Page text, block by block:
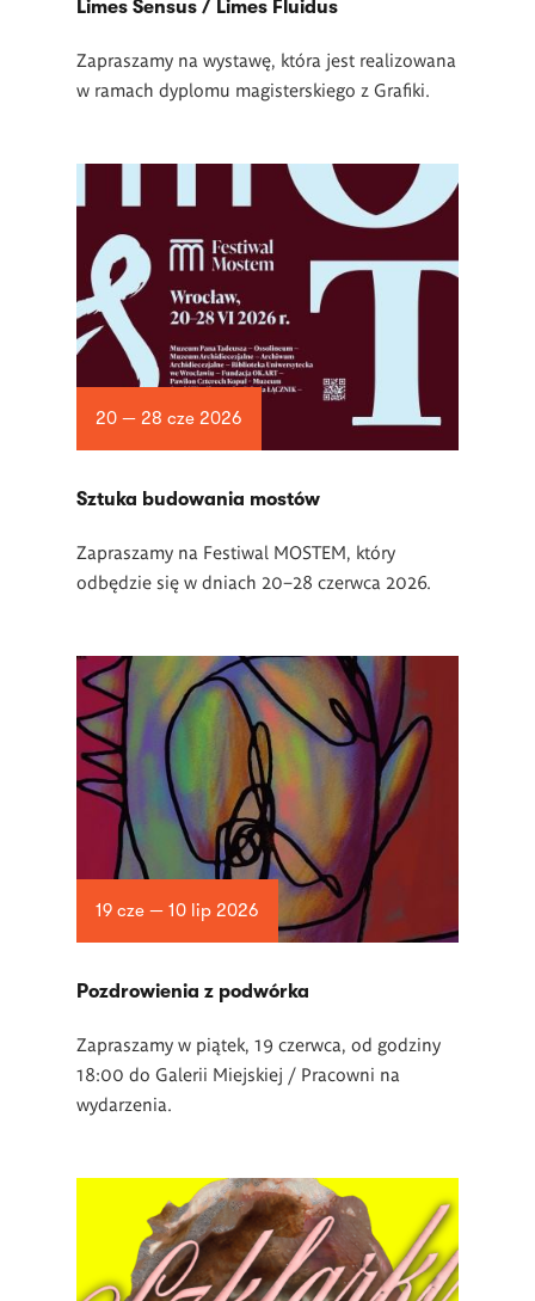
Limes Sensus / Limes Fluidus
Zapraszamy na wystawę, która jest realizowana
w ramach dyplomu magisterskiego z Grafiki.
20 — 28 cze 2026
Sztuka budowania mostów
Zapraszamy na Festiwal MOSTEM, który
odbędzie się w dniach 20–28 czerwca 2026.
19 cze — 10 lip 2026
Pozdrowienia z podwórka
Zapraszamy w piątek, 19 czerwca, od godziny
18:00 do Galerii Miejskiej / Pracowni na
wydarzenia.